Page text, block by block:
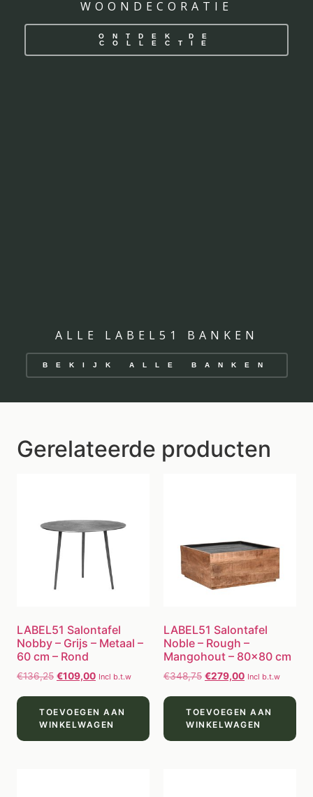
WOONDECORATIE
ONTDEK DE
COLLECTIE
ALLE LABEL51 BANKEN
BEKIJK ALLE BANKEN
Gerelateerde producten
LABEL51 Salontafel
Nobby – Grijs – Metaal –
60 cm – Rond
€136,25 €109,00 Incl b.t.w
TOEVOEGEN AAN
WINKELWAGEN
LABEL51 Salontafel
Noble – Rough –
Mangohout – 80×80 cm
€348,75 €279,00 Incl b.t.w
TOEVOEGEN AAN
WINKELWAGEN